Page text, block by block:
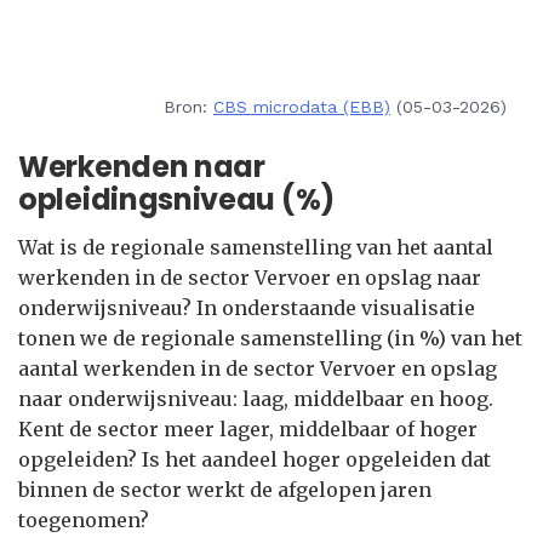
Bron: CBS microdata (EBB) (05-03-2026)
Werkenden naar
opleidingsniveau (%)
Wat is de regionale samenstelling van het aantal
werkenden in de sector Vervoer en opslag naar
onderwijsniveau? In onderstaande visualisatie
tonen we de regionale samenstelling (in %) van het
aantal werkenden in de sector Vervoer en opslag
naar onderwijsniveau: laag, middelbaar en hoog.
Kent de sector meer lager, middelbaar of hoger
opgeleiden? Is het aandeel hoger opgeleiden dat
binnen de sector werkt de afgelopen jaren
toegenomen?